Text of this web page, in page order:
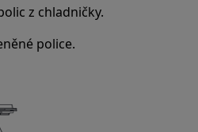
z chladničky.
police.